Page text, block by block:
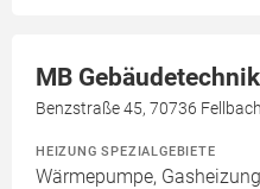
MB
Benzstraße 45, 70736
HEIZUNG SPEZIALGEBIETE
Wärmepumpe,